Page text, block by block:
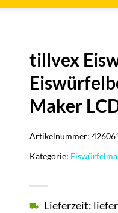
tillvex
Maker
Lieferzeit:
Artikelnummer:
Kategorie: